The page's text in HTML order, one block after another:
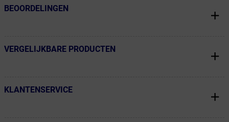
← Terug naar productnavigatie
BEOORDELINGEN
← Terug naar productnavigatie
VERGELIJKBARE PRODUCTEN
← Terug naar productnavigatie
KLANTENSERVICE